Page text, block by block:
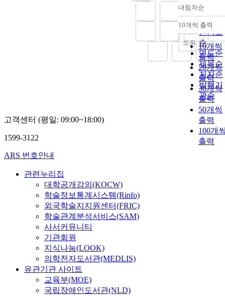
정확도
순
인기도
순
연도순
제목순
저자순
발행기
관순
내림차순
내림차
10개씩 출력
10개씩
출력
20개씩
출력
30개씩
출력
50개씩
출력
100개
출력
조회
고객센터 (평일: 09:00~18:00)
1599-3122
ARS 번호안내
관련누리집
대학공개강의(KOCW)
학술정보통계시스템(Rinfo)
외국학술지지원센터(FRIC)
학술관계분석서비스(SAM)
사서커뮤니티
기관회원
지식나눔(LOOK)
의학전자도서관(MEDLIS)
유관기관 사이트
교육부(MOE)
국립장애인도서관(NLD)